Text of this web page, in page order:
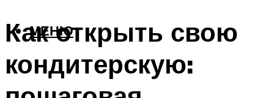
МЕНЮ
Как открыть свою
кондитерскую: